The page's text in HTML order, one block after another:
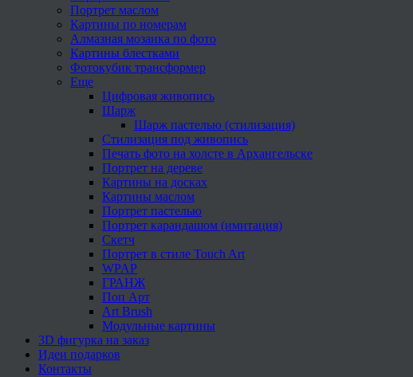
Портрет маслом
Картины по номерам
Алмазная мозаика по фото
Картины блестками
Фотокубик трансформер
Еще
Цифровая живопись
Шарж
Шарж пастелью (стилизация)
Стилизация под живопись
Печать фото на холсте в Архангельске
Портрет на дереве
Картины на досках
Картины маслом
Портрет пастелью
Портрет карандашом (имитация)
Скетч
Портрет в стиле Touch Art
WPAP
ГРАНЖ
Поп Арт
Art Brush
Модульные картины
3D фигурка на заказ
Идеи подарков
Контакты